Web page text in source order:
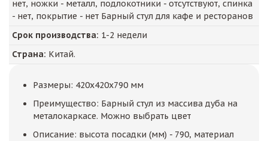
нет, ножки - металл, подлокотники - отсутствуют, спинка
- нет, покрытие - нет Барный стул для кафе и ресторанов
Срок производства: 1-2 недели
Страна: Китай.
Размеры: 420x420x790 мм
Преимущество: Барный стул из массива дуба на
металокаркасе. Можно выбрать цвет
Описание: высота посадки (мм) - 790, материал